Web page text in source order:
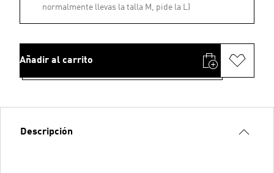
normalmente llevas la talla M, pide la L)
Añadir al carrito
Descripción